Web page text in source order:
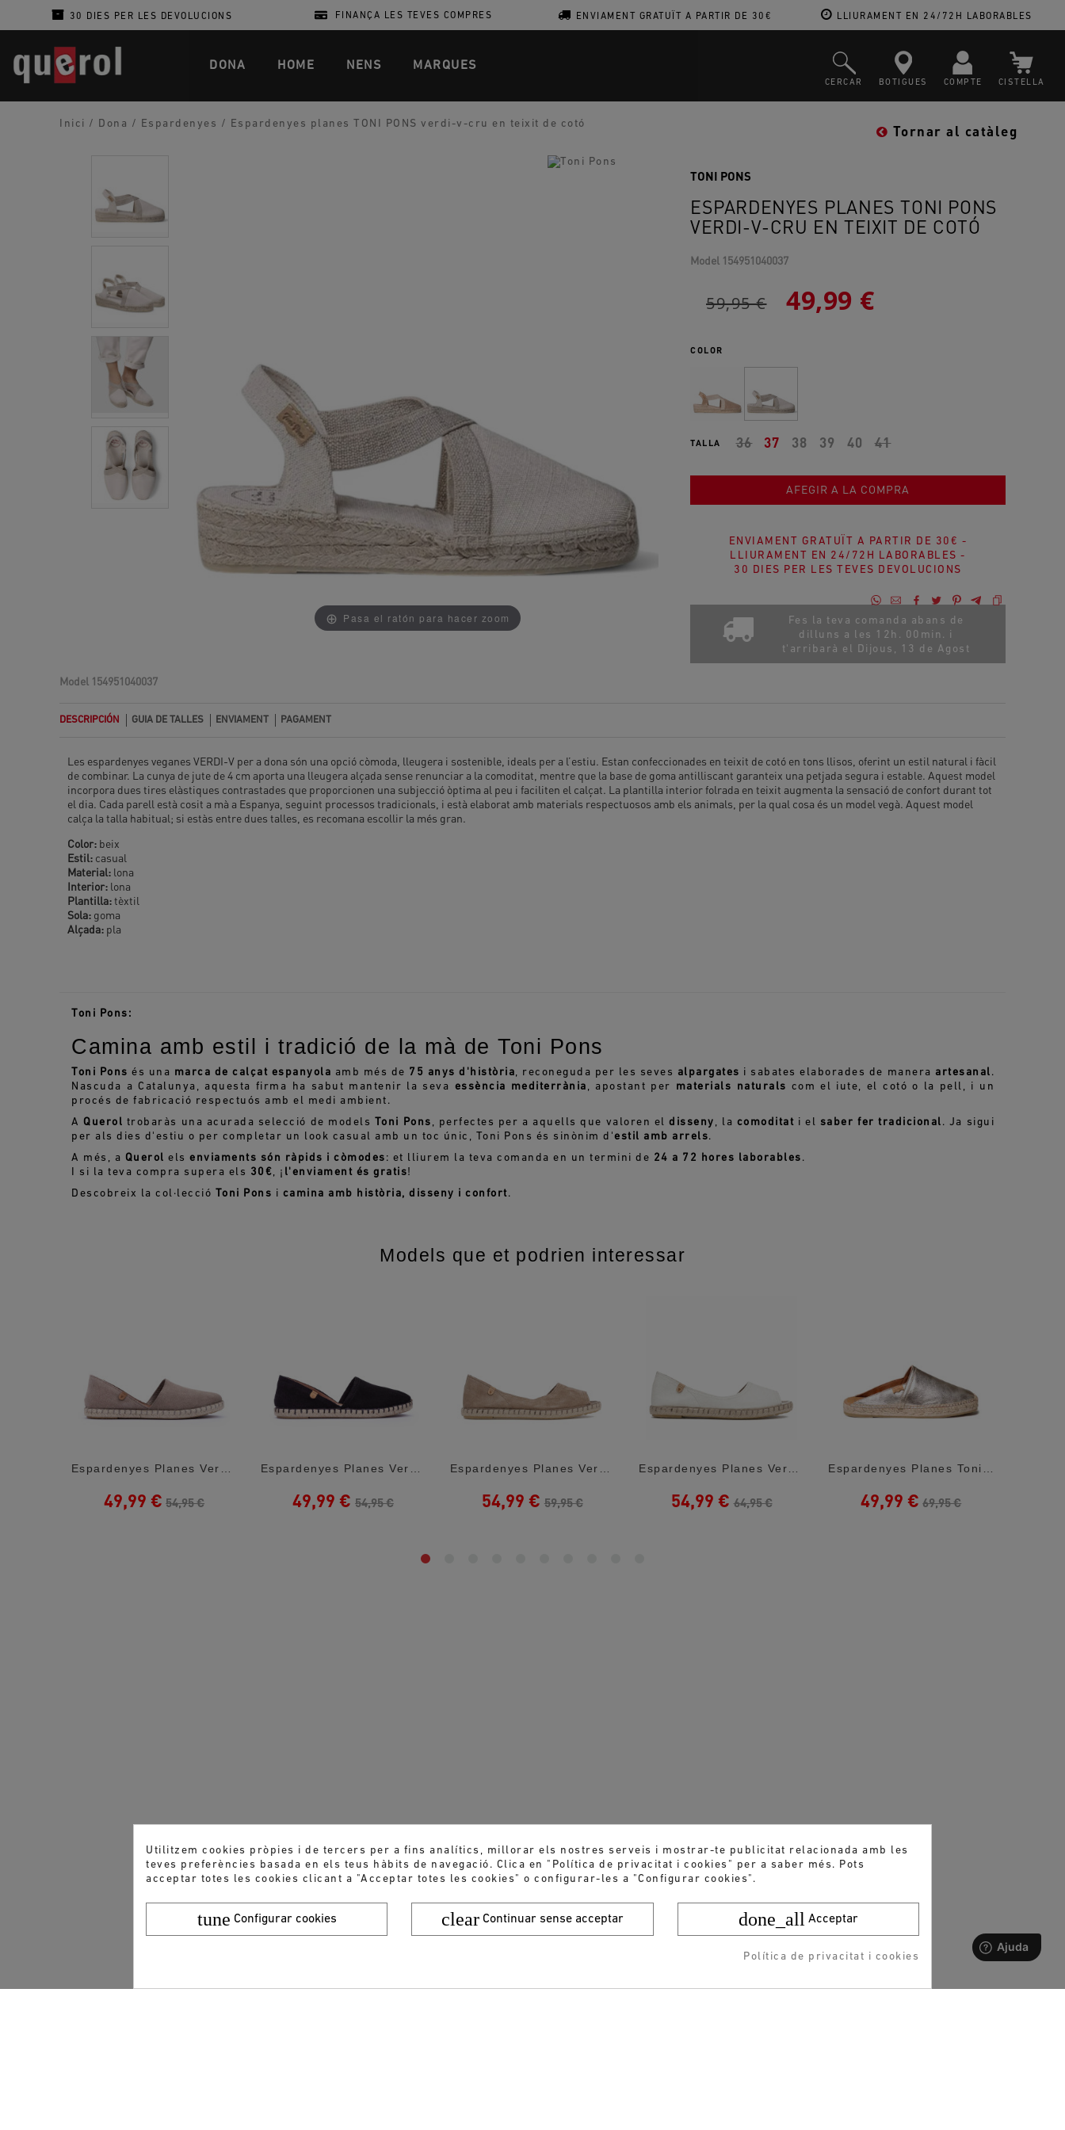
30 DIES PER LES DEVOLUCIONS FINANÇA LES TEVES COMPRES ENVIAMENT GRATUÏT A PARTIR DE 30€ LLIURAMENT EN 24/72H LABORABLES
DONA HOME NENS MARQUES
CISTELLA
COMPTE
BOTIGUES
CERCAR
Inici / Dona / Espardenyes / Espardenyes planes TONI PONS verdi-v-cru en teixit de cotó Tornar al catàleg
Pasa el ratón para hacer zoom
ESPARDENYES PLANES TONI PONS
VERDI-V-CRU EN TEIXIT DE COTÓ
TONI PONS
Model 154951040037
59,95 € 49,99 €
COLOR
TALLA 36 37 38 39 40 41
ADDEDD TO CART AFEGIR A LA COMPRA
ENVIAMENT GRATUÏT A PARTIR DE 30€ -
LLIURAMENT EN 24/72H LABORABLES -
30 DIES PER LES TEVES DEVOLUCIONS
Fes la teva comanda abans de
dilluns a les 12h. 00min. i
t'arribarà el Dijous, 13 de Agost
Model 154951040037
DESCRIPCIÓN GUIA DE TALLES ENVIAMENT PAGAMENT
Les espardenyes veganes VERDI-V per a dona són una opció còmoda, lleugera i sostenible, ideals per a l’estiu. Estan confeccionades en teixit de cotó en tons llisos, oferint un estil natural i fàcil
de combinar. La cunya de jute de 4 cm aporta una lleugera alçada sense renunciar a la comoditat, mentre que la base de goma antilliscant garanteix una petjada segura i estable. Aquest model
incorpora dues tires elàstiques contrastades que proporcionen una subjecció òptima al peu i faciliten el calçat. La plantilla interior folrada en teixit augmenta la sensació de confort durant tot
el dia. Cada parell està cosit a mà a Espanya, seguint processos tradicionals, i està elaborat amb materials respectuosos amb els animals, per la qual cosa és un model vegà. Aquest model
calça la talla habitual; si estàs entre dues talles, es recomana escollir la més gran.
Color: beix
Estil: casual
Material: lona
Interior: lona
Plantilla:tèxtil
Sola: goma
Alçada: pla
Toni Pons:
Camina amb estil i tradició de la mà de Toni Pons
Toni Pons és una marca de calçat espanyola amb més de 75 anys d'història, reconeguda per les seves alpargates i sabates elaborades de manera artesanal .
Nascuda a Catalunya, aquesta firma ha sabut mantenir la seva essència mediterrània , apostant per materials naturals com el iute, el cotó o la pell, i un
procés de fabricació respectuós amb el medi ambient.
A Querol trobaràs una acurada selecció de models Toni Pons , perfectes per a aquells que valoren eldisseny , la comoditat i el saber fer tradicional . Ja sigui
per als dies d'estiu o per completar un look casual amb un toc únic, Toni Pons és sinònim d'estil amb arrels.
A més, a Querol els enviaments són ràpids i còmodes : et lliurem la teva comanda en un termini de 24 a 72 hores laborables .
I si la teva compra supera els 30€, ¡ l'enviament és gratis!
Descobreix la col·lecció
Toni Pons i camina amb història, disseny i confort.
Models que et podrien interessar
49,99 € 54,95 € 49,99 € 54,95 € 54,99 € 59,95 € 54,99 € 64,95 € 49,99 € 69,95 €
Utilitzem cookies pròpies i de tercers per a fins analítics, millorar els nostres serveis i mostrar-te publicitat relacionada amb les
teves preferències basada en els teus hàbits de navegació. Clica en "Política de privacitat i cookies" per a saber més. Pots
acceptar totes les cookies clicant a "Acceptar totes les cookies" o configurar-les a "Configurar cookies".
done_all Acceptar
clear Continuar sense acceptar
tune Configurar cookies
Política de privacitat i cookies